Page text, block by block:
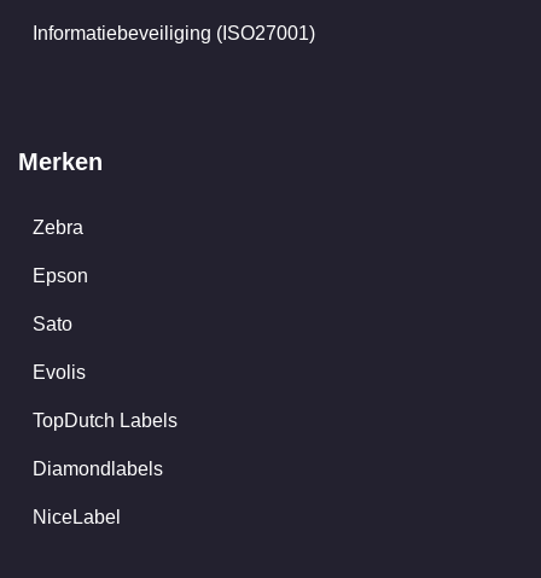
Informatiebeveiliging (ISO27001)
Merken
Zebra
Epson
Sato
Evolis
TopDutch Labels
Diamondlabels
NiceLabel